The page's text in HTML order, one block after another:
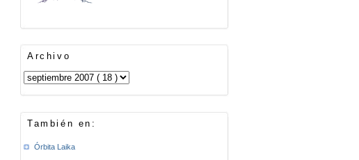
Archivo
También en:
Órbita Laika